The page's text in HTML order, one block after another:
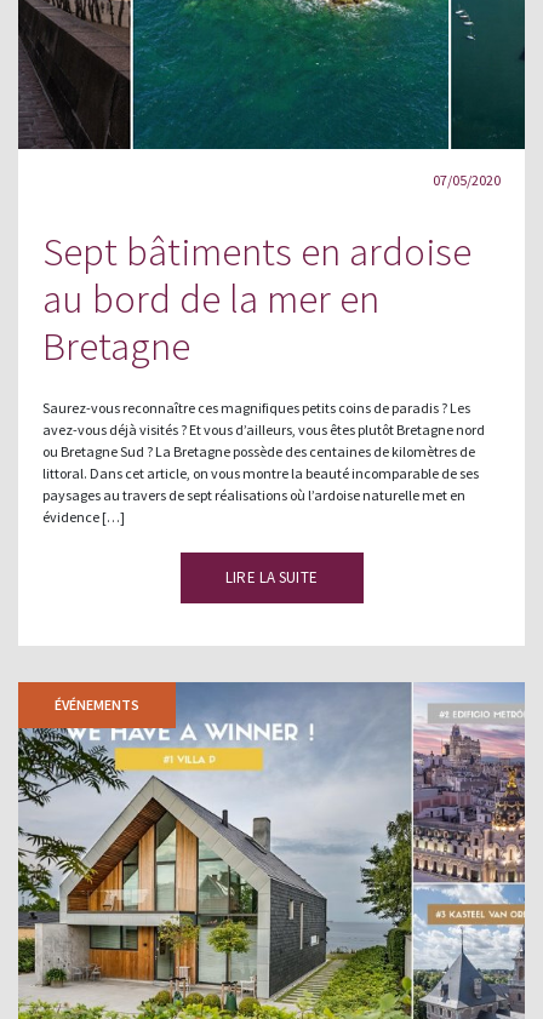
07/05/2020
Sept bâtiments en ardoise
au bord de la mer en
Bretagne
Saurez-vous reconnaître ces magnifiques petits coins de paradis ? Les
avez-vous déjà visités ? Et vous d’ailleurs, vous êtes plutôt Bretagne nord
ou Bretagne Sud ? La Bretagne possède des centaines de kilomètres de
littoral. Dans cet article, on vous montre la beauté incomparable de ses
paysages au travers de sept réalisations où l’ardoise naturelle met en
évidence […]
LIRE LA SUITE
ÉVÉNEMENTS